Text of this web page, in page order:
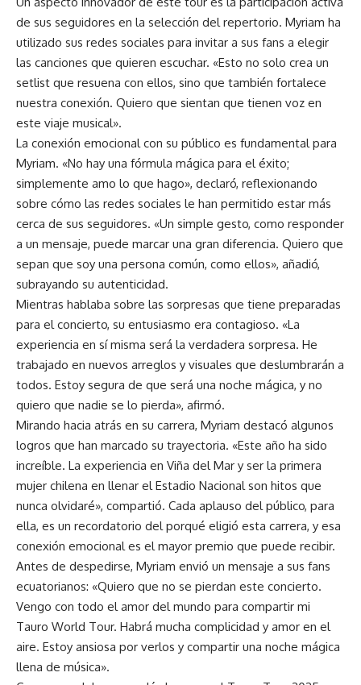
de sus seguidores en la selección del repertorio. Myriam ha
utilizado sus redes sociales para invitar a sus fans a elegir
las canciones que quieren escuchar. «Esto no solo crea un
setlist que resuena con ellos, sino que también fortalece
nuestra conexión. Quiero que sientan que tienen voz en
este viaje musical».
La conexión emocional con su público es fundamental para
Myriam. «No hay una fórmula mágica para el éxito;
simplemente amo lo que hago», declaró, reflexionando
sobre cómo las redes sociales le han permitido estar más
cerca de sus seguidores. «Un simple gesto, como responder
a un mensaje, puede marcar una gran diferencia. Quiero que
sepan que soy una persona común, como ellos», añadió,
subrayando su autenticidad.
Mientras hablaba sobre las sorpresas que tiene preparadas
para el concierto, su entusiasmo era contagioso. «La
experiencia en sí misma será la verdadera sorpresa. He
trabajado en nuevos arreglos y visuales que deslumbrarán a
todos. Estoy segura de que será una noche mágica, y no
quiero que nadie se lo pierda», afirmó.
Mirando hacia atrás en su carrera, Myriam destacó algunos
logros que han marcado su trayectoria. «Este año ha sido
increíble. La experiencia en Viña del Mar y ser la primera
mujer chilena en llenar el Estadio Nacional son hitos que
nunca olvidaré», compartió. Cada aplauso del público, para
ella, es un recordatorio del porqué eligió esta carrera, y esa
conexión emocional es el mayor premio que puede recibir.
Antes de despedirse, Myriam envió un mensaje a sus fans
ecuatorianos: «Quiero que no se pierdan este concierto.
Vengo con todo el amor del mundo para compartir mi
Tauro World Tour. Habrá mucha complicidad y amor en el
aire. Estoy ansiosa por verlos y compartir una noche mágica
llena de música».